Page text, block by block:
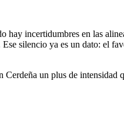
hay incertidumbres en las
silencio ya es un dato: el
un plus de intensidad